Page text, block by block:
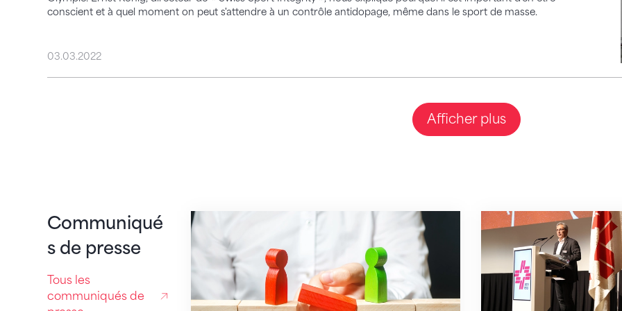
conscient et à quel moment on peut s'attendre à un contrôle antidopage, même dans le sport de masse.
03.03.2022
Afficher plus
Communiqué
s de presse
Tous les
communiqués de
Maîtriser et prévenir les conflits société-parentsAdoption du budget